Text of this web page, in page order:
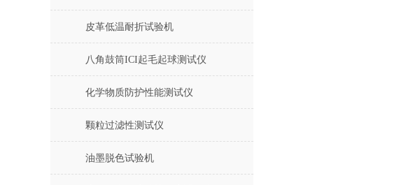
皮革低温耐折试验机
八角鼓筒ICI起毛起球测试仪
化学物质防护性能测试仪
颗粒过滤性测试仪
油墨脱色试验机